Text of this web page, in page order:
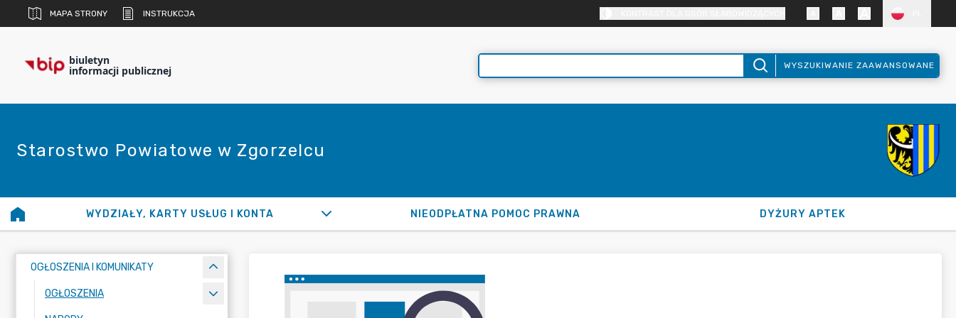
MAPA STRONY INSTRUKCJA
biuletyn
informacji publicznej WYSZUKIWANIE ZAAWANSOWANE
Starostwo Powiatowe w Zgorzelcu
WYDZIAŁY, KARTY USŁUG I KONTA NIEODPŁATNA POMOC PRAWNA DYŻURY APTEK
OGŁOSZENIA I KOMUNIKATY
OGŁOSZENIA